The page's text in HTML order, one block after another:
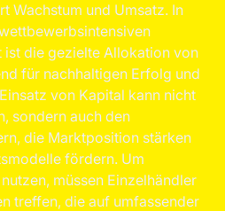
Wachstum und Umsatz. In
ist die gezielte Allokation von
für nachhaltigen Erfolg und
von Kapital kann nicht
sondern auch den
die Marktposition stärken
fördern. Um
müssen Einzelhändler
treffen, die auf umfassender